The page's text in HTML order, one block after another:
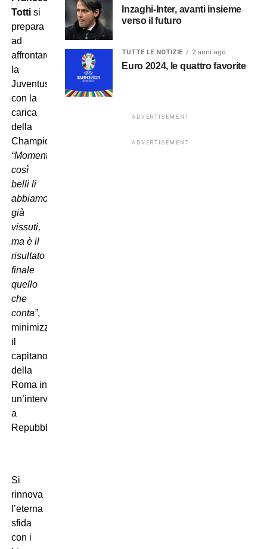
Totti si
prepara
ad
affrontare
la
Juventus
con la
carica
della
Champions:
“Momenti
così
belli li
abbiamo
già
vissuti,
ma è il
risultato
finale
quello
che
conta”,
minimizza
il
capitano
della
Roma in
un’intervista
a
Repubblica.
Si
rinnova
l’eterna
sfida
con i
Inzaghi-Inter, avanti insieme
verso il futuro
TUTTE LE NOTIZIE 2 anni ago
Euro 2024, le quattro favorite
ADVERTISEMENT
ADVERTISEMENT